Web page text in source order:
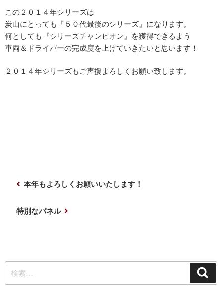
この２０１４年シリーズは
炭山にとっても『５０代最後のシリーズ』になります。
何としても『シリーズチャンピオン』を獲得できるよう
車両＆ドライバーの完成度を上げていきたいと思います！
２０１４年シリーズもご声援よろしくお願い致します。
シ
ョ
本年もよろしくお願いいたします！
特別なパネル
索: